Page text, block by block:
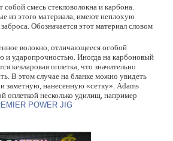
собой смесь стекловолокна и карбона.
из этого материала, имеют неплохую
Обозначается этот материал словом
волокно, отличающееся особой
и ударопрочностью. Иногда на карбоновый
кевларовая оплетка, что значительно
В этом случае на бланке можно увидеть
заметную, нанесенную «сетку». Adams
оплеткой несколько удилищ, например
POWER JIG